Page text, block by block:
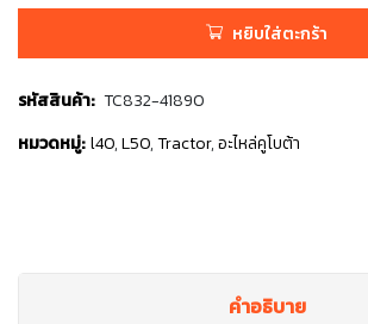
หยิบใส่ตะกร้า
รหัสสินค้า: TC832-41890
หมวดหมู่: l40,L50,Tractor,อะไหล่คูโบต้า
คำอธิบาย